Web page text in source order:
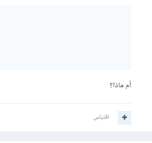
أم ماذا؟
اقتباس